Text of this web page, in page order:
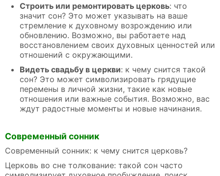
Строить или ремонтировать церковь: что
значит сон? Это может указывать на ваше
стремление к духовному возрождению или
обновлению. Возможно, вы работаете над
восстановлением своих духовных ценностей или
отношений с окружающими.
Видеть свадьбу в церкви: к чему снится такой
сон? Это может символизировать грядущие
перемены в личной жизни, такие как новые
отношения или важные события. Возможно, вас
ждут радостные моменты и новые начинания.
Современный сонник
Современный сонник: к чему снится церковь?
Церковь во сне толкование: такой сон часто